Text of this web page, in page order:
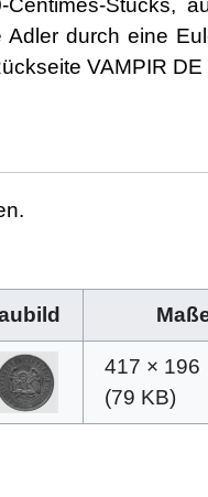
Stücks,
durch eine
VAMPIR
417 × 196
(79 KB)